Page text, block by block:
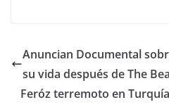
e
b
o
er s
A
p
p
ar
tir
Anuncian Documental
su vida después de The
Feróz terremoto en